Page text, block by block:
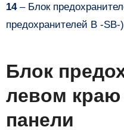
14– Блок
предохранителей B -SB-)
Блок
левом
панели